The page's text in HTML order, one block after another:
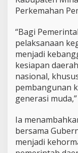
Perkemahan
“Bagi
pelaksanaan
menjadi
kesiapan
nasional,
pembangunan
generasi
Ia
bersama
menjadi